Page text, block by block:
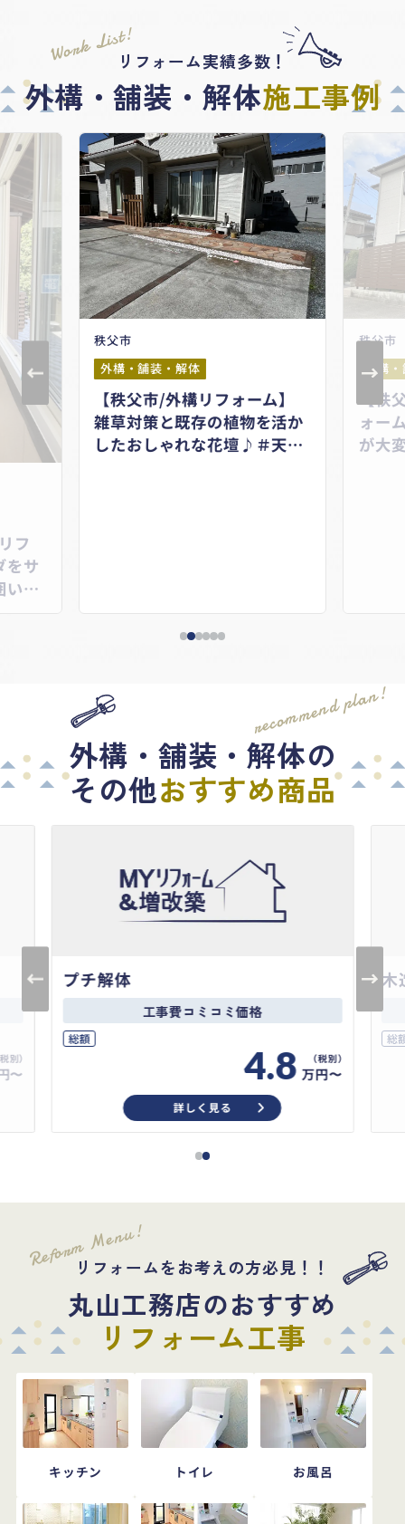
Work List!リフォーム実績多数！
外構・舗装・解体施工事例
フ
をサ
い＃
秩父市
外構・舗装・解体
【秩父市/外構リフォーム】
雑草対策と既存の植物を活か
したおしゃれな花壇♪＃天然
秩父市
外構
【
ォー
が大
recommend plan!
外構・舗装・解体の
その他おすすめ商品
〜
プチ解体
工事費コミコミ価格
総額
4.8 万円〜
詳しく見る
木
総
Reform Menu!
リフォームをお考えの方必見！！
丸山工務店のおすすめ
リフォーム工事
キッチン トイレ お風呂